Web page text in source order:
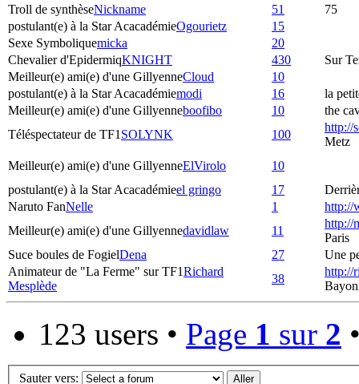
Troll de synthèseNickname 51
75
postulant(e) à la Star AcacadémieOgourietz
15
Sexe Symboliquemicka
20
Chevalier d'EpidermiqKNIGHT 430
Sur
Meilleur(e) ami(e) d'une GillyenneCloud
10
postulant(e) à la Star Acacadémiemodi 16
la
Meilleur(e) ami(e) d'une Gillyenneboofibo 10
the
Téléspectateur de TF1 SOLYNK 100
http://
Metz
Meilleur(e) ami(e) d'une GillyenneElVirolo
10
postulant(e) à la Star Acacadémieel gringo 17
Naruto FanNelle 1
http://
Meilleur(e) ami(e) d'une Gillyennedavidlaw 11
http://
Paris
Suce boules de FogielDena 27
Une
Animateur de "La Ferme" sur TF1Richard
Mesplède
38
http://
123 users • Page 1 sur 2
Sauter vers: